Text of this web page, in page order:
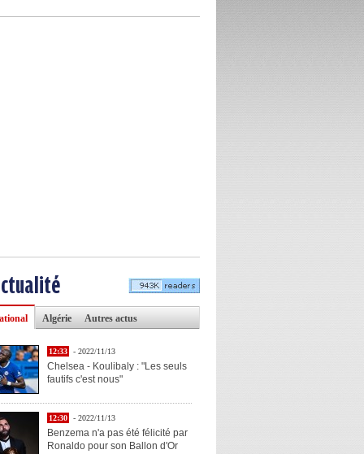
Algérie Autres actus
12:33 - 2022/11/13
Chelsea - Koulibaly : "Les seuls
fautifs c'est nous"
12:30 - 2022/11/13
Benzema n'a pas été félicité par
Ronaldo pour son Ballon d'Or